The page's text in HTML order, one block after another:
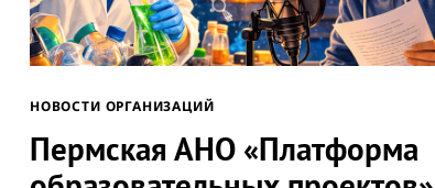
НОВОСТИ ОРГАНИЗАЦИЙ
Пермская АНО «Платформа